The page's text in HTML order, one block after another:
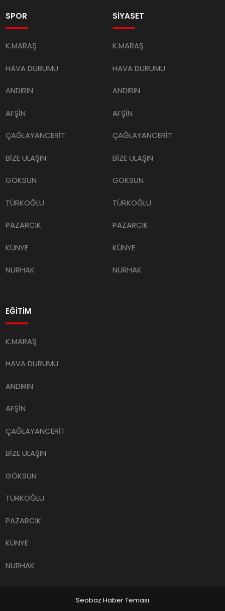
SPOR
K.MARAŞ
HAVA DURUMU
ANDIRIN
AFŞİN
ÇAĞLAYANCERİT
BİZE ULAŞIN
GÖKSUN
TÜRKOĞLU
PAZARCIK
KÜNYE
NURHAK
SİYASET
K.MARAŞ
HAVA DURUMU
ANDIRIN
AFŞİN
ÇAĞLAYANCERİT
BİZE ULAŞIN
GÖKSUN
TÜRKOĞLU
PAZARCIK
KÜNYE
NURHAK
EĞİTİM
K.MARAŞ
HAVA DURUMU
ANDIRIN
AFŞİN
ÇAĞLAYANCERİT
BİZE ULAŞIN
GÖKSUN
TÜRKOĞLU
PAZARCIK
KÜNYE
NURHAK
Seobaz Haber Teması